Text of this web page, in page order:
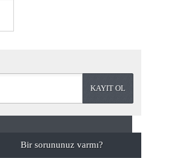
Bir sorununuz varmı?